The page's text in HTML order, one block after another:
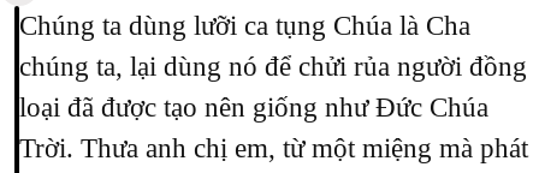
Chúng ta dùng lưỡi ca tụng Chúa là Cha
chúng ta, lại dùng nó để chửi rủa người đồng
loại đã được tạo nên giống như Đức Chúa
Trời. Thưa anh chị em, từ một miệng mà phát